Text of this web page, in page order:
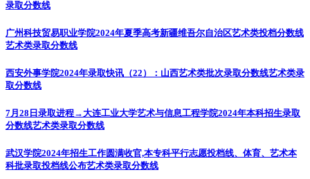
录取分数线
广州科技贸易职业学院2024年夏季高考新疆维吾尔自治区艺术类投档分数线
艺术类录取分数线
西安外事学院2024年录取快讯（22）：山西艺术类批次录取分数线艺术类录
取分数线
7月28日录取进程→大连工业大学艺术与信息工程学院2024年本科招生录取
分数线艺术类录取分数线
武汉学院2024年招生工作圆满收官,本专科平行志愿投档线、体育、艺术本
科批录取投档线公布艺术类录取分数线